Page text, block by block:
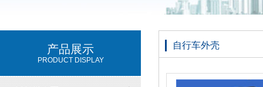
产品展示
PRODUCT DISPLAY
自行车外壳